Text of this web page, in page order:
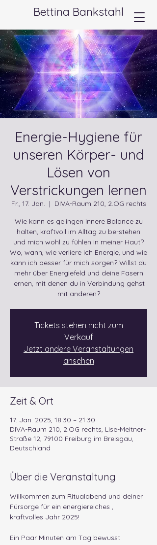
Bettina Bankstahl
Energie-Hygiene für
unseren Körper- und
Lösen von
Verstrickungen lernen
Fr., 17. Jan.
  |
DIVA-Raum 210, 2.OG rechts
Wie kann es gelingen innere Balance zu
halten, kraftvoll im Alltag zu be-stehen
und mich wohl zu fühlen in meiner Haut?
Wo, wann, wie verliere ich Energie, und wie
kann ich besser für mich sorgen? Willst du
mehr über Energiefeld und deine Fasern
lernen, mit denen du in Verbindung gehst
mit anderen?
Tickets stehen nicht zum
Verkauf
Jetzt andere Veranstaltungen
ansehen
Zeit & Ort
17. Jan. 2025, 18:30 – 21:30
DIVA-Raum 210, 2.OG rechts, Lise-Meitner-
Straße 12, 79100 Freiburg im Breisgau,
Deutschland
Über die Veranstaltung
Willkommen zum Ritualabend und deiner
Fürsorge für ein energiereiches ,
kraftvolles Jahr 2025!
Ein Paar Minuten am Tag bewusst